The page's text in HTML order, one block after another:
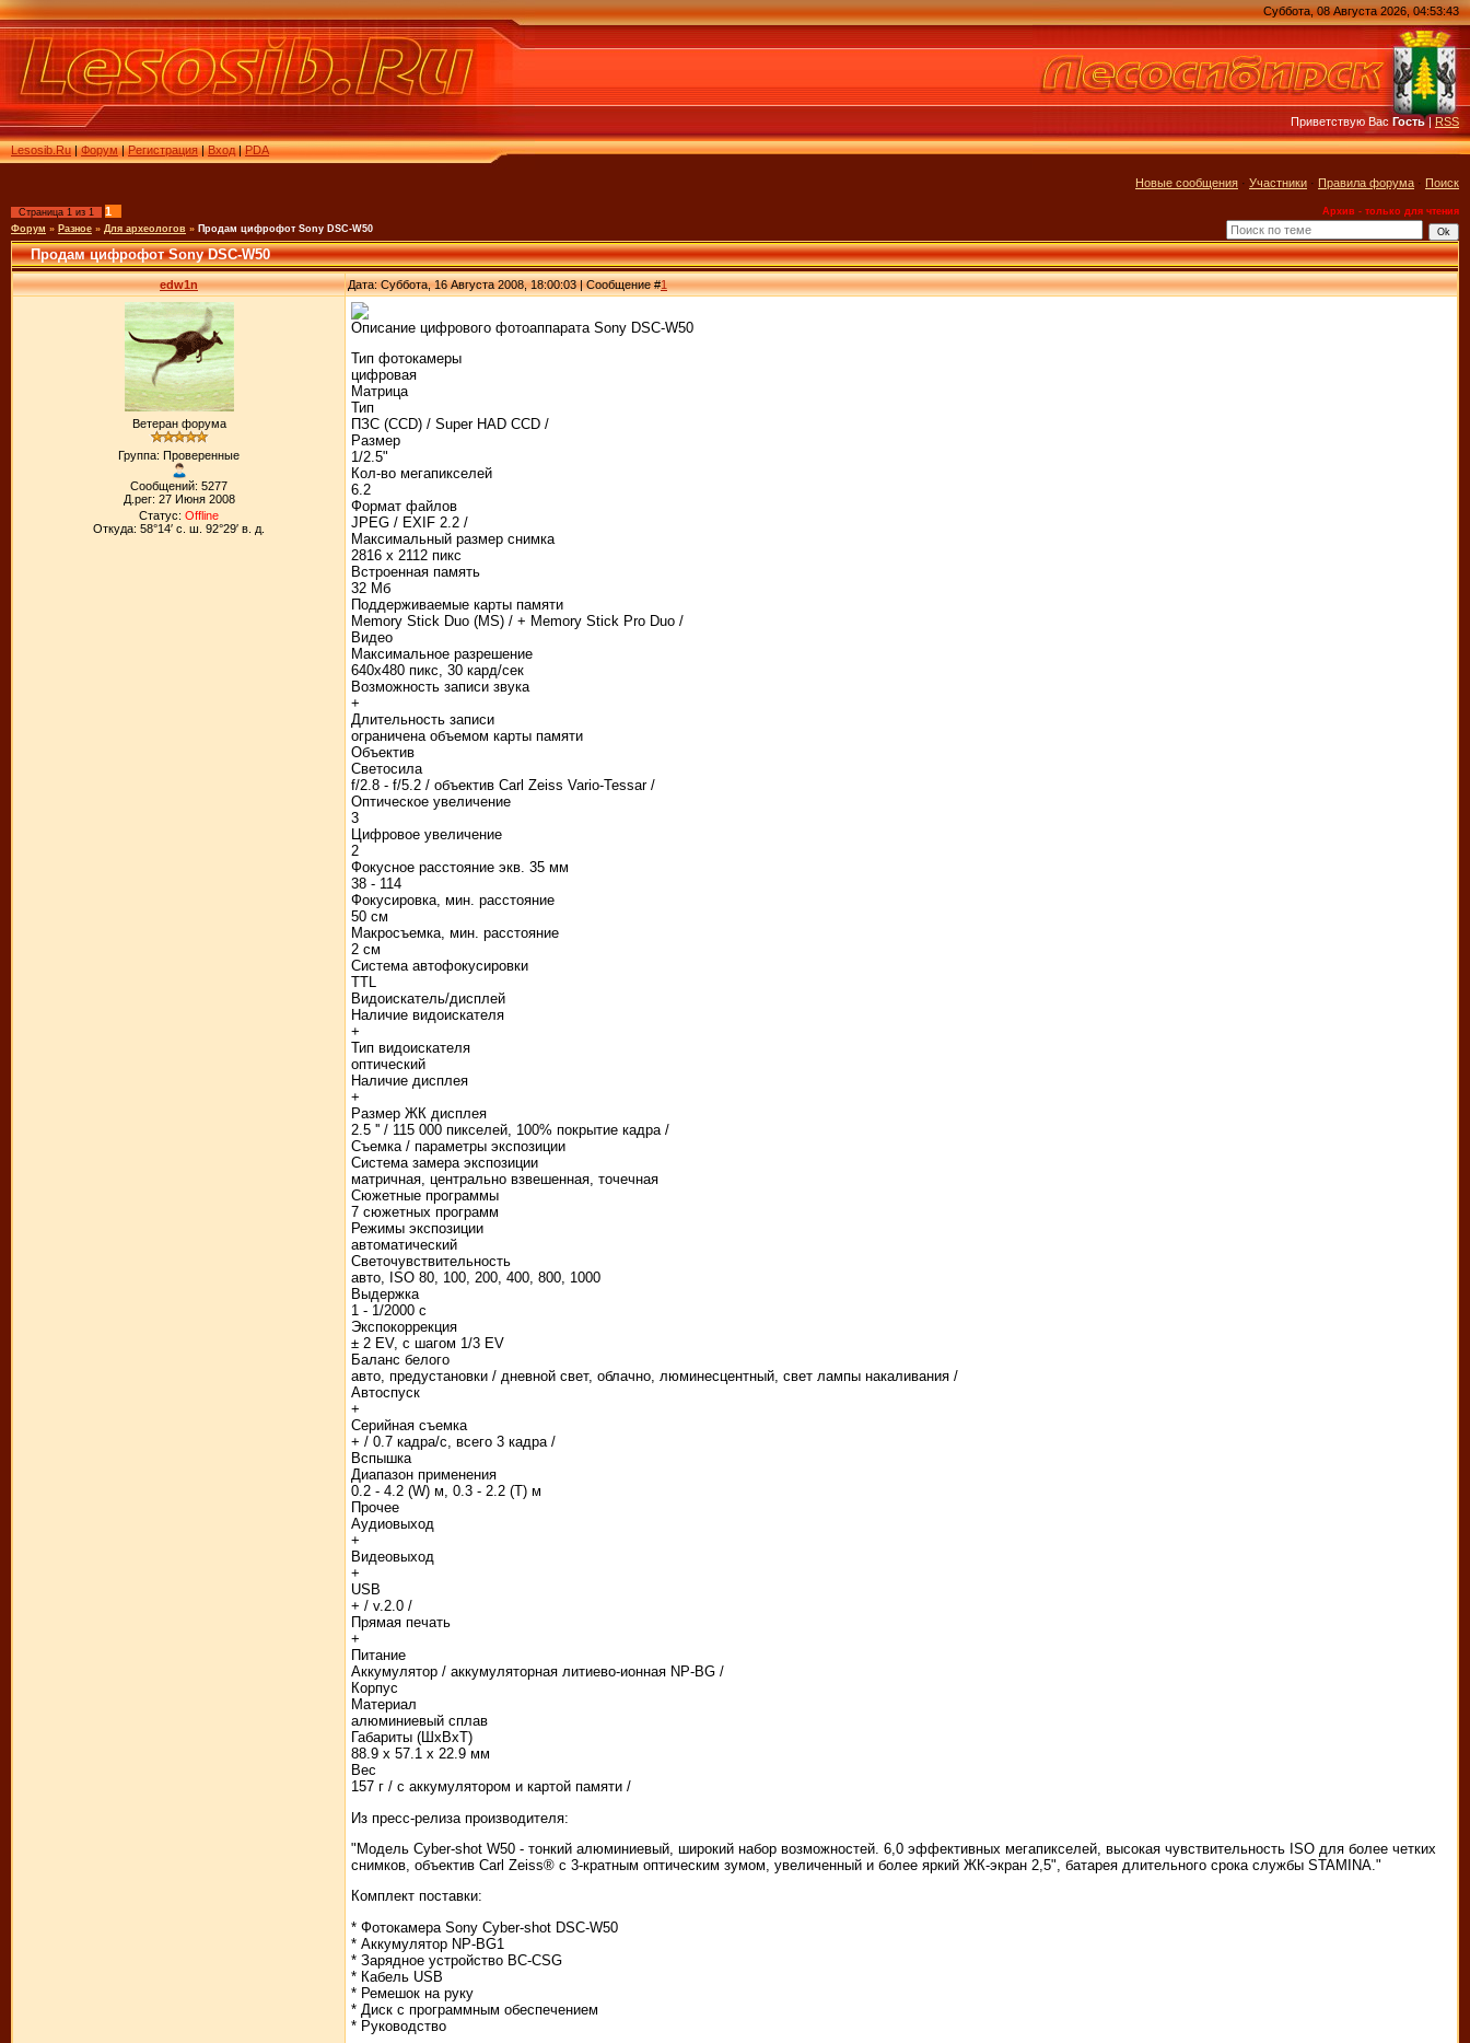
Lesosib.Ru|Форум|Регистрация|Вход|PDA
Суббота, 08 Августа 2026, 04:53:43
Приветствую ВасГость|RSS
Новые сообщения · Участники · Правила форума · Поиск
Страница 1 из 1 1
Архив - только для чтения
Форум » Разное » Для археологов » Продам цифрофот Sony DSC-W50
Продам цифрофот Sony DSC-W50
edw1n Дата: Суббота, 16 Августа 2008, 18:00:03 | Сообщение #1
Ветеран форума
Группа: Проверенные
Сообщений: 5277
Д.рег: 27 Июня 2008
Статус: Offline
Откуда: 58°14′ с. ш. 92°29′ в. д.
Описание цифрового фотоаппарата Sony DSC-W50
Тип фотокамеры
цифровая
Матрица
Тип
ПЗС (CCD) / Super HAD CCD /
Размер
1/2.5"
Кол-во мегапикселей
6.2
Формат файлов
JPEG / EXIF 2.2 /
Максимальный размер снимка
2816 x 2112 пикс
Встроенная память
32 Мб
Поддерживаемые карты памяти
Memory Stick Duo (MS) / + Memory Stick Pro Duo /
Видео
Максимальное разрешение
640x480 пикс, 30 кард/сек
Возможность записи звука
+
Длительность записи
ограничена объемом карты памяти
Объектив
Светосила
f/2.8 - f/5.2 / объектив Carl Zeiss Vario-Tessar /
Оптическое увеличение
3
Цифровое увеличение
2
Фокусное расстояние экв. 35 мм
38 - 114
Фокусировка, мин. расстояние
50 см
Макросъемка, мин. расстояние
2 см
Система автофокусировки
TTL
Видоискатель/дисплей
Наличие видоискателя
+
Тип видоискателя
оптический
Наличие дисплея
+
Размер ЖК дисплея
2.5 '' / 115 000 пикселей, 100% покрытие кадра /
Съемка / параметры экспозиции
Система замера экспозиции
матричная, центрально взвешенная, точечная
Сюжетные программы
7 сюжетных программ
Режимы экспозиции
автоматический
Светочувствительность
авто, ISO 80, 100, 200, 400, 800, 1000
Выдержка
1 - 1/2000 с
Экспокоррекция
± 2 EV, с шагом 1/3 EV
Баланс белого
авто, предустановки / дневной свет, облачно, люминесцентный, свет лампы накаливания /
Автоспуск
+
Серийная съемка
+ / 0.7 кадра/с, всего 3 кадра /
Вспышка
Диапазон применения
0.2 - 4.2 (W) м, 0.3 - 2.2 (T) м
Прочее
Аудиовыход
+
Видеовыход
+
USB
+ / v.2.0 /
Прямая печать
+
Питание
Аккумулятор / аккумуляторная литиево-ионная NP-BG /
Корпус
Материал
алюминиевый сплав
Габариты (ШхВхТ)
88.9 х 57.1 х 22.9 мм
Вес
157 г / с аккумулятором и картой памяти /
Из пресс-релиза производителя:
"Модель Cyber-shot W50 - тонкий алюминиевый, широкий набор возможностей. 6,0 эффективных мегапикселей, высокая чувствительность ISO для более четких
снимков, объектив Carl Zeiss® с 3-кратным оптическим зумом, увеличенный и более яркий ЖК-экран 2,5", батарея длительного срока службы STAMINA."
Комплект поставки:
* Фотокамера Sony Cyber-shot DSC-W50
* Аккумулятор NP-BG1
* Зарядное устройство BC-CSG
* Кабель USB
* Ремешок на руку
* Диск с программным обеспечением
* Руководство